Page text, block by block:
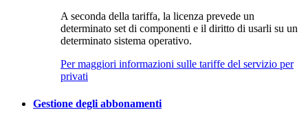
A seconda della tariffa, la licenza prevede un
determinato set di componenti e il diritto di usarli su un
determinato sistema operativo.
Per maggiori informazioni sulle tariffe del servizio per
privati
Gestione degli abbonamenti